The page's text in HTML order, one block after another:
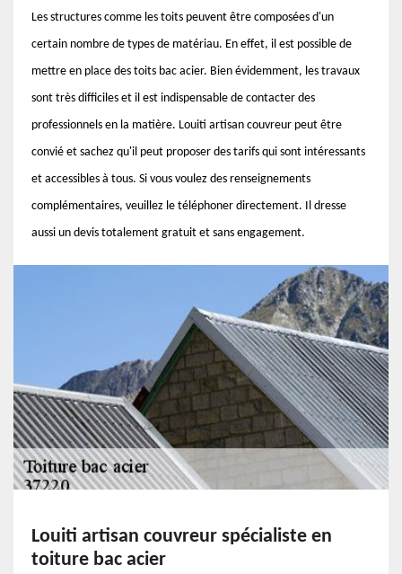
Les structures comme les toits peuvent être composées d'un
certain nombre de types de matériau. En effet, il est possible de
mettre en place des toits bac acier. Bien évidemment, les travaux
sont très difficiles et il est indispensable de contacter des
professionnels en la matière. Louiti artisan couvreur peut être
convié et sachez qu'il peut proposer des tarifs qui sont intéressants
et accessibles à tous. Si vous voulez des renseignements
complémentaires, veuillez le téléphoner directement. Il dresse
aussi un devis totalement gratuit et sans engagement.
Louiti artisan couvreur spécialiste en
toiture bac acier